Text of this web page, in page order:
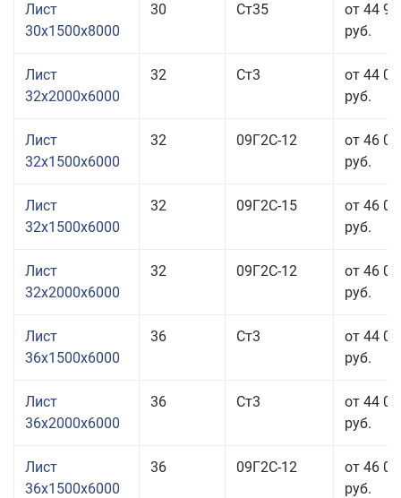
Лист
30x1500x8000
30 Ст35
от 44
руб.
Лист
32x2000x6000
32 Ст3
от 44
руб.
Лист
32x1500x6000
32 09Г2С-12
от 46
руб.
Лист
32x1500x6000
32 09Г2С-15
от 46
руб.
Лист
32x2000x6000
32 09Г2С-12
от 46
руб.
Лист
36x1500x6000
36 Ст3
от 44
руб.
Лист
36x2000x6000
36 Ст3
от 44
руб.
Лист
36x1500x6000
36 09Г2С-12
от 46
руб.